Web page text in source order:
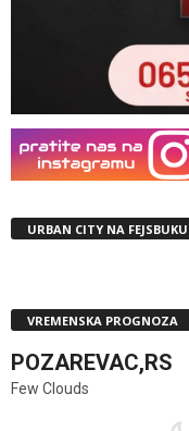
URBAN CITY NA FEJSBUKU
VREMENSKA PROGNOZA
POZAREVAC,RS
Few Clouds